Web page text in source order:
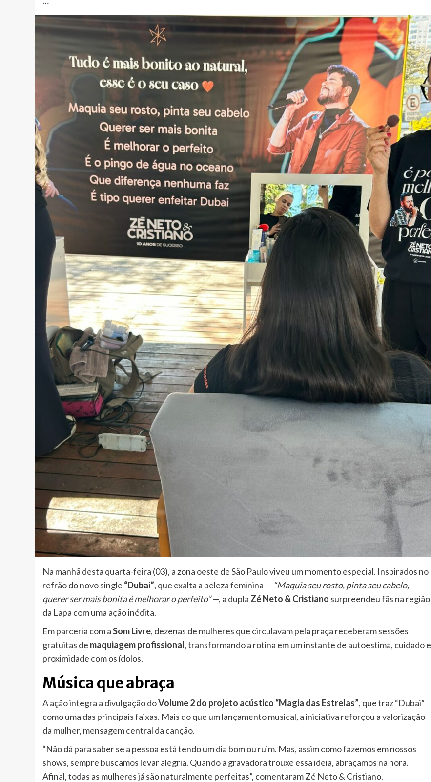
Na manhã desta quarta-feira (03), a zona oeste de São Paulo viveu um momento especial. Inspirados no
refrão do novo single “Dubai”, que exalta a beleza feminina — “Maquia seu rosto, pinta seu cabelo,
querer ser mais bonita é melhorar o perfeito”—, a dupla Zé Neto & Cristiano surpreendeu fãs na região
da Lapa com uma ação inédita.
Em parceria com aSom Livre, dezenas de mulheres que circulavam pela praça receberam sessões
gratuitas de maquiagem profissional, transformando a rotina em um instante de autoestima, cuidado e
proximidade com os ídolos.
Música que abraça
A ação integra a divulgação doVolume 2 do projeto acústico “Magia das Estrelas”, que traz “Dubai”
como uma das principais faixas. Mais do que um lançamento musical, a iniciativa reforçou a valorização
da mulher, mensagem central da canção.
“Não dá para saber se a pessoa está tendo um dia bom ou ruim. Mas, assim como fazemos em nossos
shows, sempre buscamos levar alegria. Quando a gravadora trouxe essa ideia, abraçamos na hora.
Afinal, todas as mulheres já são naturalmente perfeitas”, comentaram Zé Neto & Cristiano.